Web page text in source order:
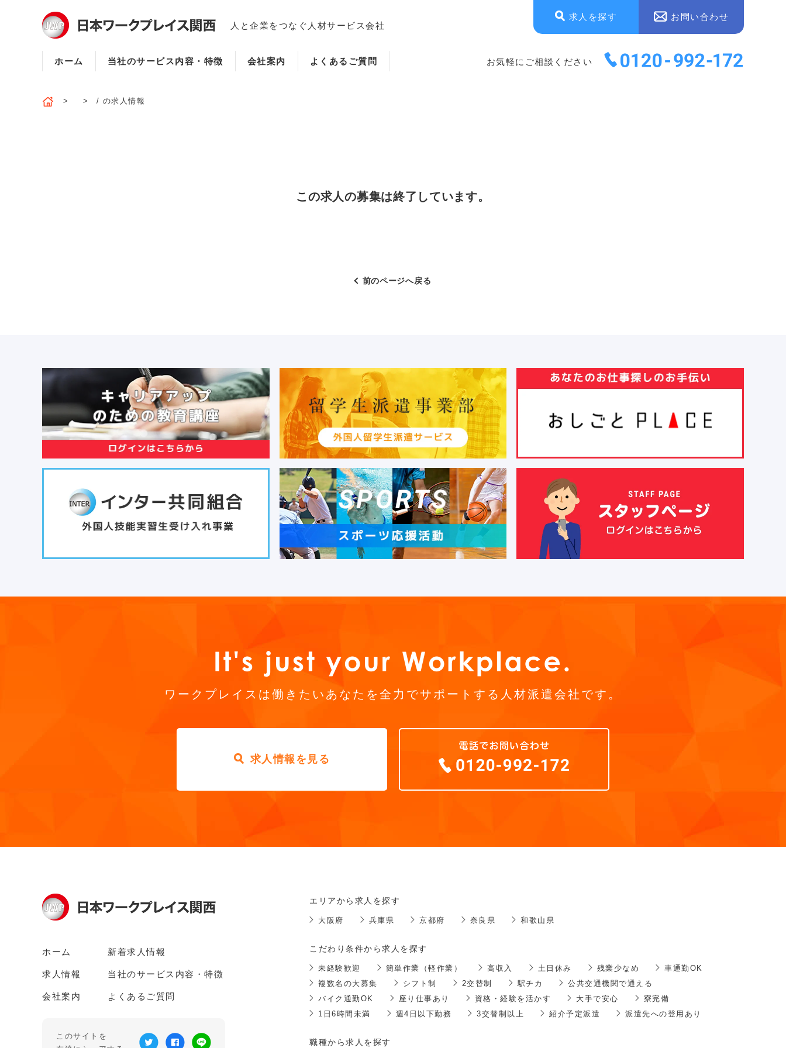
人と企業をつなぐ人材サービス会社
求人を探す お問い合わせ
ホーム 当社のサービス内容・特徴 会社案内 よくあるご質問 お気軽にご相談ください
お気軽にご相談ください
/ の求人情報
この求人の募集は終了しています。
前のページへ戻る
ワークプレイスは働きたいあなたを全力でサポートする人材派遣会社です。
求人情報を見る
ホーム 新着求人情報
求人情報 当社のサービス内容・特徴
会社案内 よくあるご質問
このサイトを
エリアから求人を探す
大阪府 兵庫県 京都府 奈良県 和歌山県
こだわり条件から求人を探す
未経験歓迎 簡単作業（軽作業） 高収入 土日休み 残業少なめ
車通勤OK
複数名の大募集
シフト制 2交替制 駅チカ
公共交通機関で通える
バイク通勤OK
座り仕事あり 資格・経験を活かす 大手で安心
寮完備
1日6時間未満
週4日以下勤務 3交替制以上 紹介予定派遣 派遣先への登用あり
職種から求人を探す